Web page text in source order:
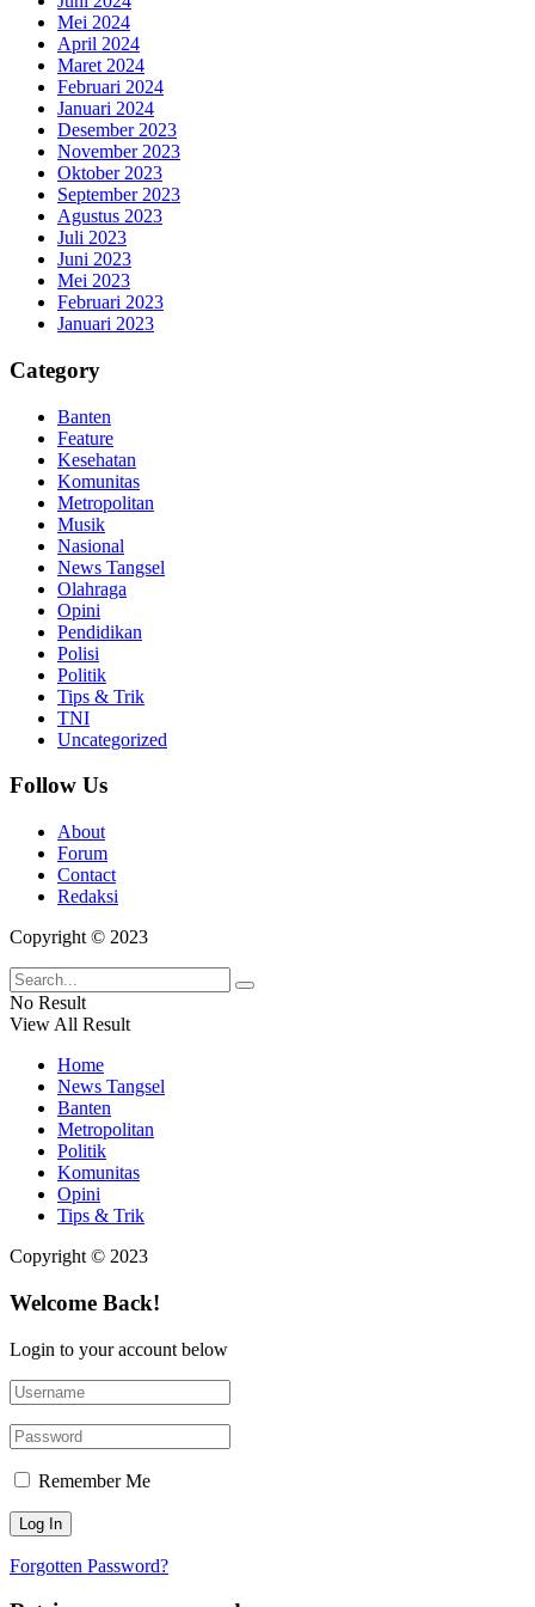
Mei 2024
April 2024
Maret 2024
Februari 2024
Januari 2024
Desember 2023
November 2023
Oktober 2023
September 2023
Agustus 2023
Juli 2023
Juni 2023
Mei 2023
Februari 2023
Januari 2023
Category
Banten
Feature
Kesehatan
Komunitas
Metropolitan
Musik
Nasional
News Tangsel
Olahraga
Opini
Pendidikan
Polisi
Politik
Tips & Trik
TNI
Uncategorized
Follow Us
About
Forum
Contact
Redaksi
Copyright © 2023
No Result
View All Result
Home
News Tangsel
Banten
Metropolitan
Politik
Komunitas
Opini
Tips & Trik
Copyright © 2023
Welcome Back!
Login to your account below
Remember Me
Forgotten Password?